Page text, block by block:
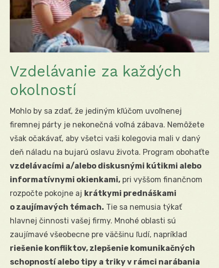
Vzdelávanie za každých
okolností
Mohlo by sa zdať, že jediným kľúčom uvoľnenej
firemnej párty je nekonečná voľná zábava. Nemôžete
však očakávať, aby všetci vaši kolegovia mali v daný
deň náladu na bujarú oslavu života. Program obohaťte
vzdelávacími a/alebo diskusnými kútikmi alebo
informatívnymi okienkami, pri vyššom finančnom
rozpočte pokojne aj krátkymi prednáškami
o zaujímavých témach. Tie sa nemusia týkať
hlavnej činnosti vašej firmy. Mnohé oblasti sú
zaujímavé všeobecne pre väčšinu ľudí, napríklad
riešenie konfliktov, zlepšenie komunikačných
schopností alebo tipy a triky v rámci narábania